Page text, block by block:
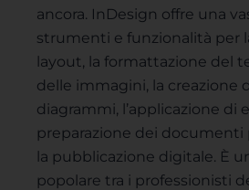
ancora. InDesign offre una
strumenti e funzionalità per
layout, la formattazione del
delle immagini, la creazione
diagrammi, l’applicazione di
preparazione dei documenti
la pubblicazione digitale. È
popolare tra i professionisti